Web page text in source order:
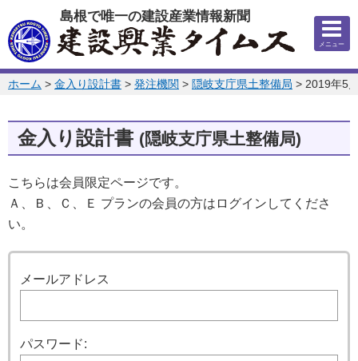
このページの本文へ
島根で唯一の建設産業情報新聞
メニュー
このページの位置:
ホーム > 金入り設計書 > 発注機関 > 隠岐支庁県土整備局 > 2019年5
金入り設計書 (隠岐支庁県土整備局)
こちらは会員限定ページです。
Ａ、Ｂ、Ｃ、Ｅ プランの会員の方はログインしてくださ
い。
メールアドレス
パスワード: